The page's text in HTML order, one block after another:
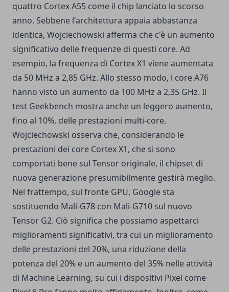
quattro Cortex A55 come il chip lanciato lo scorso
anno. Sebbene l'architettura appaia abbastanza
identica, Wojciechowski afferma che c'è un aumento
significativo delle frequenze di questi core. Ad
esempio, la frequenza di Cortex X1 viene aumentata
da 50 MHz a 2,85 GHz. Allo stesso modo, i core A76
hanno visto un aumento da 100 MHz a 2,35 GHz. Il
test Geekbench mostra anche un leggero aumento,
fino al 10%, delle prestazioni multi-core.
Wojciechowski osserva che, considerando le
prestazioni dei core Cortex X1, che si sono
comportati bene sul Tensor originale, il chipset di
nuova generazione presumibilmente gestirà meglio.
Nel frattempo, sul fronte GPU, Google sta
sostituendo Mali-G78 con Mali-G710 sul nuovo
Tensor G2. Ciò significa che possiamo aspettarci
miglioramenti significativi, tra cui un miglioramento
delle prestazioni del 20%, una riduzione della
potenza del 20% e un aumento del 35% nelle attività
di Machine Learning, su cui i dispositivi Pixel come